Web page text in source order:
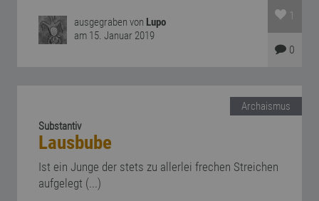
ausgegraben von Lupo
am 15. Januar 2019
1
0
Archaismus
Substantiv
Lausbube
Ist ein Junge der stets zu allerlei frechen Streichen
aufgelegt (...)